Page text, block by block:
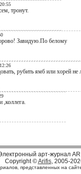
тронут.
Завидую.По белому
рубить ямб или хорей не
,коллега.
арт-журнал
Copyright ©Arifis, 2005-
представленных на